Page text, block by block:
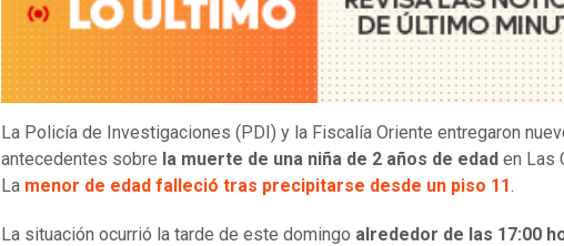
La Policía de Investigaciones (PDI) y la Fiscalía Oriente entregaron
antecedentes sobre la muerte de una niña de 2 años de edad en Las
La menor de edad falleció tras precipitarse desde un piso 11.
La situación ocurrió la tarde de este domingo alrededor de las 17:00